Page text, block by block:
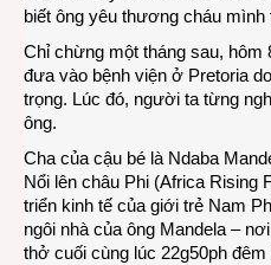
biết ông yêu thương cháu
Chỉ chừng một tháng sau, hôm
đưa vào bệnh viện ở Pretoria
trọng. Lúc đó, người ta từng
ông.
Cha của cậu bé là Ndaba
Nổi lên châu Phi (Africa Rising
triển kinh tế của giới trẻ Nam
ngôi nhà của ông Mandela –
thở cuối cùng lúc 22g50ph